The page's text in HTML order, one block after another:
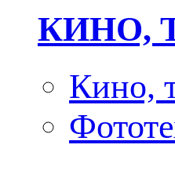
КИНО,
Кино,